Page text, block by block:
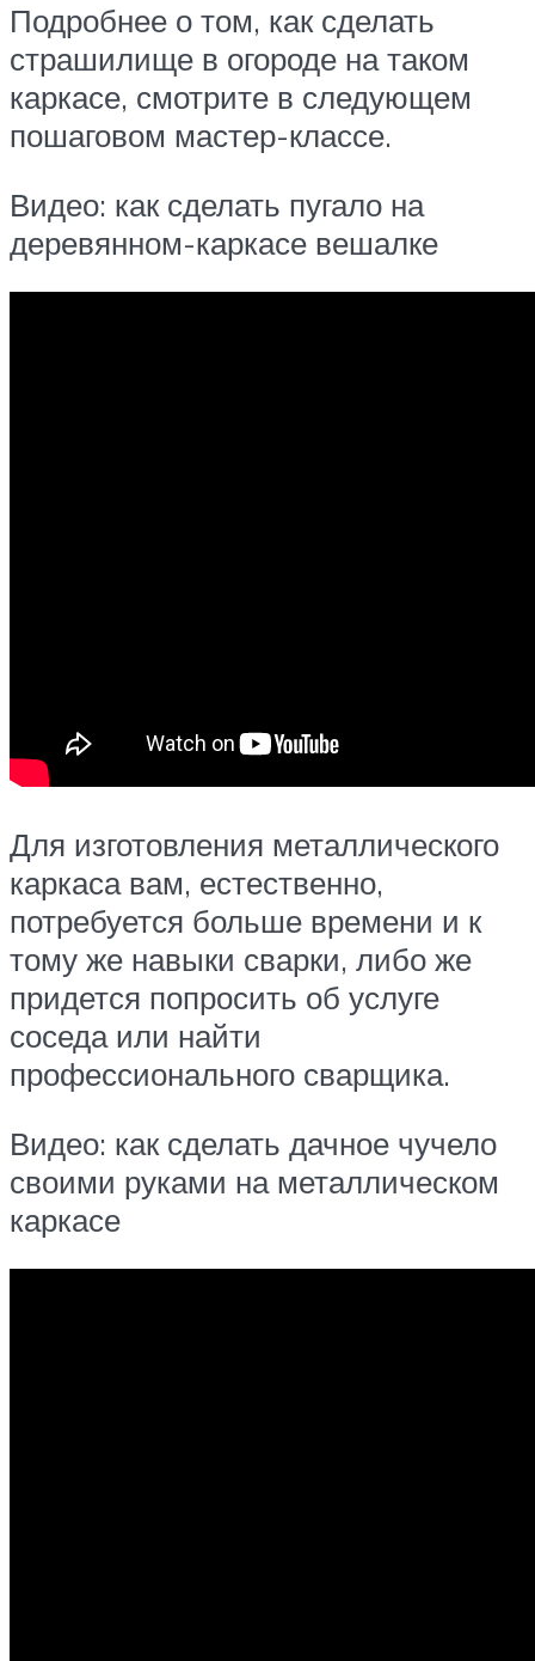
Подробнее о том, как сделать
страшилище в огороде на таком
каркасе, смотрите в следующем
пошаговом мастер-классе.
Видео: как сделать пугало на
деревянном-каркасе вешалке
Для изготовления металлического
каркаса вам, естественно,
потребуется больше времени и к
тому же навыки сварки, либо же
придется попросить об услуге
соседа или найти
профессионального сварщика.
Видео: как сделать дачное чучело
своими руками на металлическом
каркасе